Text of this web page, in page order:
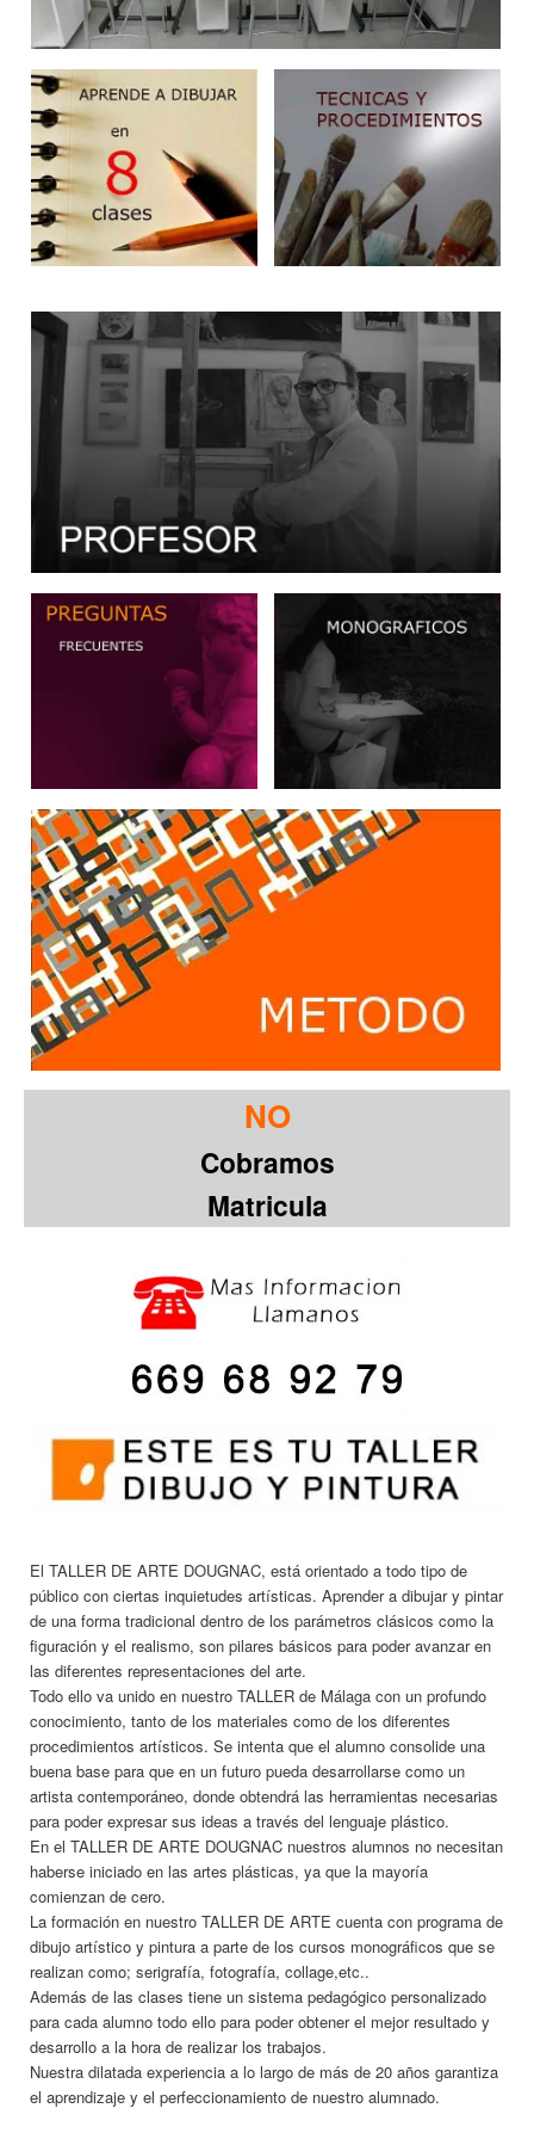
NO
Cobramos
Matricula
El TALLER DE ARTE DOUGNAC, está orientado a todo tipo de
público con ciertas inquietudes artísticas. Aprender a dibujar y pintar
de una forma tradicional dentro de los parámetros clásicos como la
figuración y el realismo, son pilares básicos para poder avanzar en
las diferentes representaciones del arte.
Todo ello va unido en nuestro TALLER de Málaga con un profundo
conocimiento, tanto de los materiales como de los diferentes
procedimientos artísticos. Se intenta que el alumno consolide una
buena base para que en un futuro pueda desarrollarse como un
artista contemporáneo, donde obtendrá las herramientas necesarias
para poder expresar sus ideas a través del lenguaje plástico.
En el TALLER DE ARTE DOUGNAC nuestros alumnos no necesitan
haberse iniciado en las artes plásticas, ya que la mayoría
comienzan de cero.
La formación en nuestro TALLER DE ARTE cuenta con programa de
dibujo artístico y pintura a parte de los cursos monográficos que se
realizan como; serigrafía, fotografía, collage,etc..
Además de las clases tiene un sistema pedagógico personalizado
para cada alumno todo ello para poder obtener el mejor resultado y
desarrollo a la hora de realizar los trabajos.
Nuestra dilatada experiencia a lo largo de más de 20 años garantiza
el aprendizaje y el perfeccionamiento de nuestro alumnado.